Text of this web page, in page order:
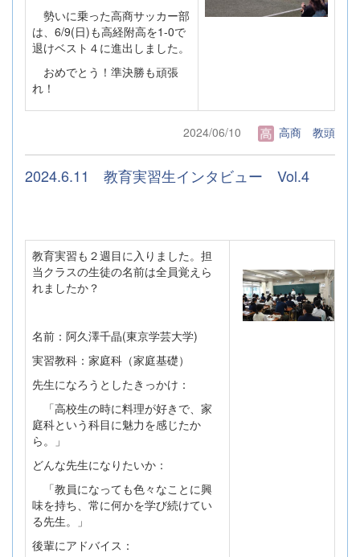
勢いに乗った高商サッカー部
は、6/9(日)も高経附高を1-0で
退けベスト４に進出しました。
おめでとう！準決勝も頑張
れ！
2024/06/10 高商 教頭
2024.6.11 教育実習生インタビュー Vol.4
教育実習も２週目に入りました。担
当クラスの生徒の名前は全員覚えら
れましたか？
名前：阿久澤千晶(東京学芸大学)
実習教科：家庭科（家庭基礎）
先生になろうとしたきっかけ：
「高校生の時に料理が好きで、家
庭科という科目に魅力を感じたか
ら。」
どんな先生になりたいか：
「教員になっても色々なことに興
味を持ち、常に何かを学び続けてい
る先生。」
後輩にアドバイス：